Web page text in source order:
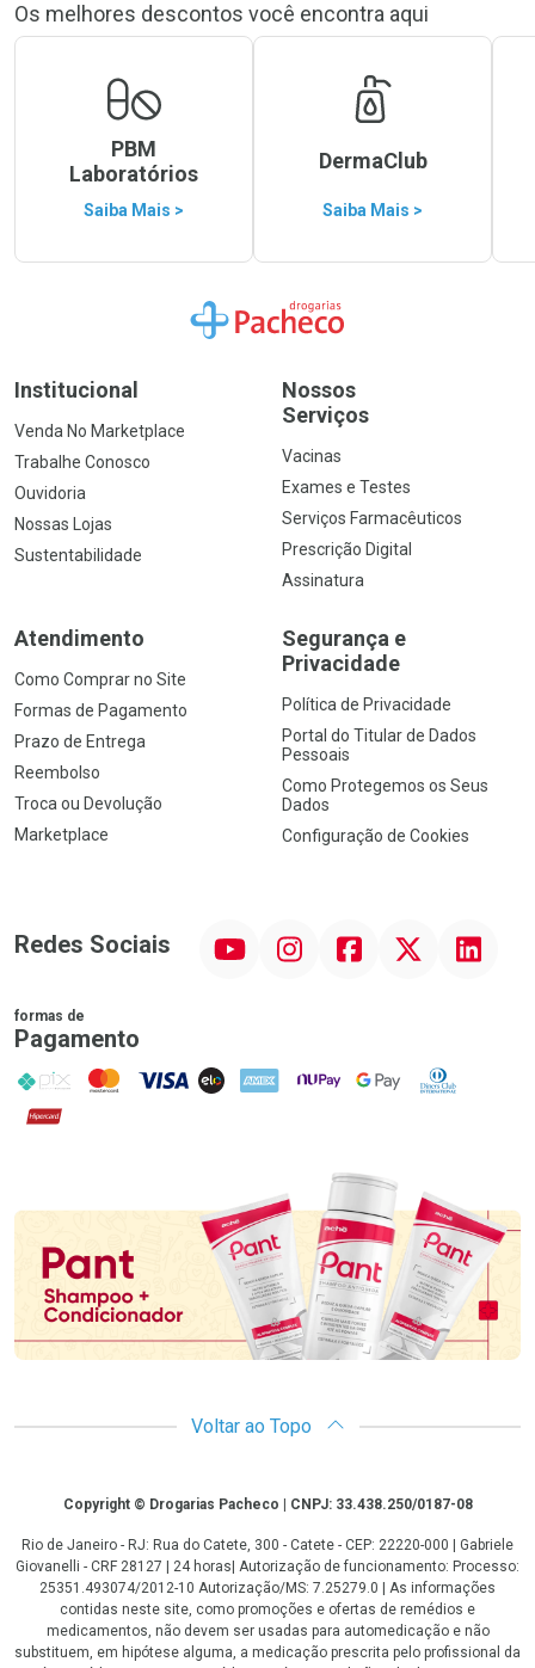
Os melhores descontos você encontra aqui
PBM
Laboratórios
Saiba Mais >
DermaClub
Saiba Mais >
Ir para a Home
Institucional
Venda No Marketplace
Trabalhe Conosco
Ouvidoria
Nossas Lojas
Sustentabilidade
Nossos
Serviços
Vacinas
Exames e Testes
Serviços Farmacêuticos
Prescrição Digital
Assinatura
Atendimento
Como Comprar no Site
Formas de Pagamento
Prazo de Entrega
Reembolso
Troca ou Devolução
Marketplace
Segurança e
Privacidade
Política de Privacidade
Portal do Titular de Dados
Pessoais
Como Protegemos os Seus
Dados
Configuração de Cookies
Redes Sociais InstagramFacebookTwitter Linkedin
formas de
Pagamento
PIX MasterCard
VISA ELO AMEX NuPay Google PayDiners Club
Hipercard
Promoção em Destaque
Voltar ao Topo
CopyrightCopyright © Drogarias Pacheco | CNPJ: 33.438.250/0187-08
Rio de Janeiro - RJ: Rua do Catete, 300 - Catete - CEP: 22220-000 | Gabriele
Giovanelli - CRF 28127 | 24 horas| Autorização de funcionamento: Processo:
25351.493074/2012-10 Autorização/MS: 7.25279.0 | As informações
contidas neste site, como promoções e ofertas de remédios e
medicamentos, não devem ser usadas para automedicação e não
substituem, em hipótese alguma, a medicação prescrita pelo profissional da